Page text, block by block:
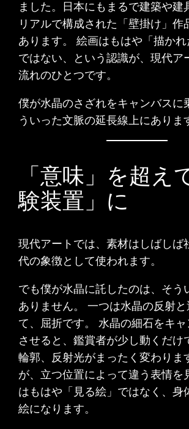
ました。日本にもまるで建築や建
リアルで構成された「壁掛け」作
あります。 絵画はもはや「描か
ではない、という認識が、現代ア
流れのひとつです。
僕が水晶のさざれをキャンバスに
ういった文脈の延長線上にありま
「意味」を超え
験装置」に
現代アートでは、素材はしばしば
代の象徴として使われます。
でも僕が水晶に託したのは、そう
ありません。 一つは水晶の反射と
て、屈折です。 水晶の細石をキ
させると、鑑賞者が少し動くだけ
輪郭、反射光がまったく変わりま
が、立つ位置によって違う表情を
はもはや「見る絵」ではなく、身
絵になります。